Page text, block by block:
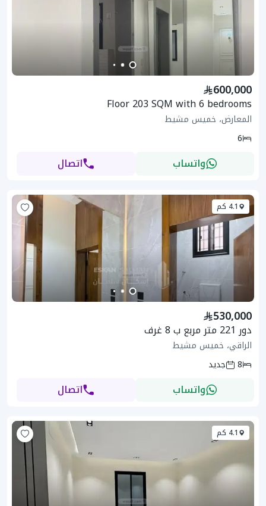
600,000
Floor 203 SQM with 6 bedrooms
المعارض، خميس مشيط
6
واتساب اتصال
4.1 كم
530,000
دور 221 متر مربع ب 8 غرف
الراقي، خميس مشيط
8
جديد
واتساب اتصال
4.1 كم